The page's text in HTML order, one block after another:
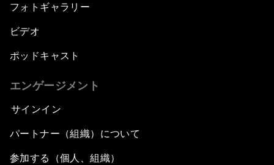
フォトギャラリー
ビデオ
ポッドキャスト
エンゲージメント
サインイン
パートナー（組織）について
参加する（個人、組織）